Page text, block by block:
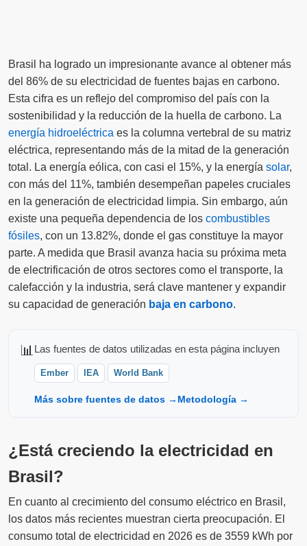
Brasil ha logrado un impresionante avance al obtener más
del 86% de su electricidad de fuentes bajas en carbono.
Esta cifra es un reflejo del compromiso del país con la
sostenibilidad y la reducción de la huella de carbono. La
energía hidroeléctrica es la columna vertebral de su matriz
eléctrica, representando más de la mitad de la generación
total. La energía eólica, con casi el 15%, y la energía solar,
con más del 11%, también desempeñan papeles cruciales
en la generación de electricidad limpia. Sin embargo, aún
existe una pequeña dependencia de los combustibles
fósiles, con un 13.82%, donde el gas constituye la mayor
parte. A medida que Brasil avanza hacia su próxima meta
de electrificación de otros sectores como el transporte, la
calefacción y la industria, será clave mantener y expandir
su capacidad de generación baja en carbono.
📊 Las fuentes de datos utilizadas en esta página incluyen
Ember IEA World Bank
Más sobre fuentes de datos → Metodología →
¿Está creciendo la electricidad en
Brasil?
En cuanto al crecimiento del consumo eléctrico en Brasil,
los datos más recientes muestran cierta preocupación. El
consumo total de electricidad en 2026 es de 3559 kWh por